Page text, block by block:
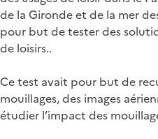
de la Gironde et de la mer
pour but de tester des
de loisirs..
Ce test avait pour but de
mouillages, des images
étudier l’impact des